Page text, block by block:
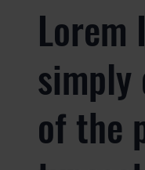
Lorem
simply
of the